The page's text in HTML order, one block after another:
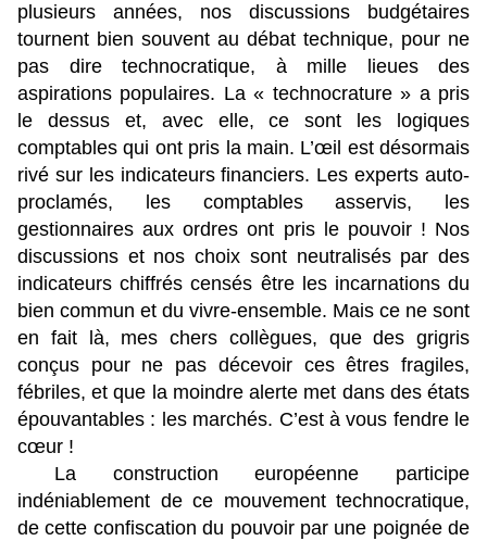
plusieurs années, nos discussions budgétaires
tournent bien souvent au débat technique, pour ne
pas dire technocratique, à mille lieues des
aspirations populaires. La « technocrature » a pris
le dessus et, avec elle, ce sont les logiques
comptables qui ont pris la main. L’œil est désormais
rivé sur les indicateurs financiers. Les experts auto-
proclamés, les comptables asservis, les
gestionnaires aux ordres ont pris le pouvoir ! Nos
discussions et nos choix sont neutralisés par des
indicateurs chiffrés censés être les incarnations du
bien commun et du vivre-ensemble. Mais ce ne sont
en fait là, mes chers collègues, que des grigris
conçus pour ne pas décevoir ces êtres fragiles,
fébriles, et que la moindre alerte met dans des états
épouvantables : les marchés. C’est à vous fendre le
cœur !
La construction européenne participe
indéniablement de ce mouvement technocratique,
de cette confiscation du pouvoir par une poignée de